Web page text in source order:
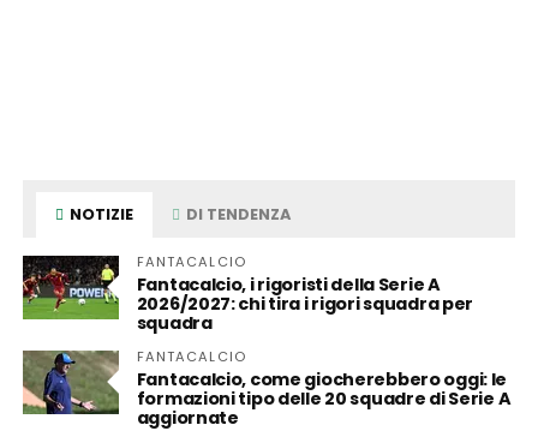
NOTIZIE DI TENDENZA
FANTACALCIO
Fantacalcio, i rigoristi della Serie A
2026/2027: chi tira i rigori squadra per
squadra
FANTACALCIO
Fantacalcio, come giocherebbero oggi: le
formazioni tipo delle 20 squadre di Serie A
aggiornate